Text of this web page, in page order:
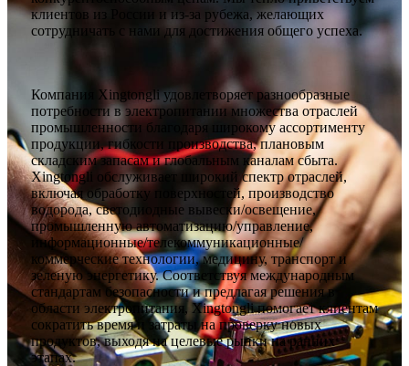
клиентов из России и из-за рубежа, желающих
сотрудничать с нами для достижения общего успеха.
Компания Xingtongli удовлетворяет разнообразные
потребности в электропитании множества отраслей
промышленности благодаря широкому ассортименту
продукции, гибкости производства, плановым
складским запасам и глобальным каналам сбыта.
Xingtongli обслуживает широкий спектр отраслей,
включая обработку поверхностей, производство
водорода, светодиодные вывески/освещение,
промышленную автоматизацию/управление,
информационные/телекоммуникационные/
коммерческие технологии, медицину, транспорт и
зеленую энергетику. Соответствуя международным
стандартам безопасности и предлагая решения в
области электропитания, Xingtongli помогает клиентам
сократить время и затраты на проверку новых
продуктов, выходя на целевые рынки на ранних
этапах.